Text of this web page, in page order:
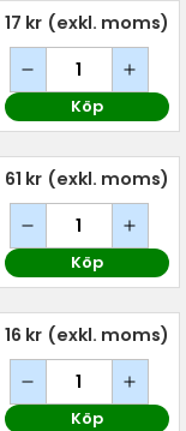
17 kr (exkl. moms)
Köp
61 kr (exkl. moms)
Köp
16 kr (exkl. moms)
Köp